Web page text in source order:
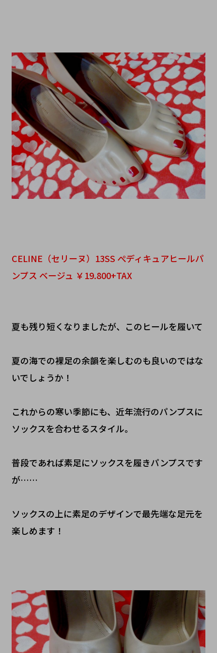
CELINE（セリーヌ）13SS ぺディキュアヒールパ
ンプス ベージュ ￥19.800+TAX
夏も残り短くなりましたが、このヒールを履いて
夏の海での裸足の余韻を楽しむのも良いのではな
いでしょうか！
これからの寒い季節にも、近年流行のパンプスに
ソックスを合わせるスタイル。
普段であれば素足にソックスを履きパンプスです
が……
ソックスの上に素足のデザインで最先端な足元を
楽しめます！